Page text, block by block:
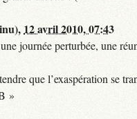
12 avril 2010, 07:43
journée perturbée, une
que l’exaspération se
»